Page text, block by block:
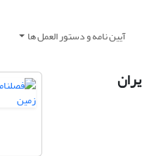
آیین نامه و دستور العمل ها